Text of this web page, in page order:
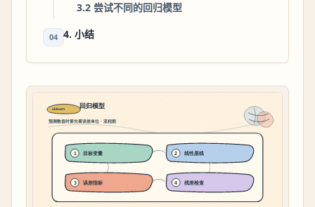
3.2 尝试不同的回归模型
04 4. 小结